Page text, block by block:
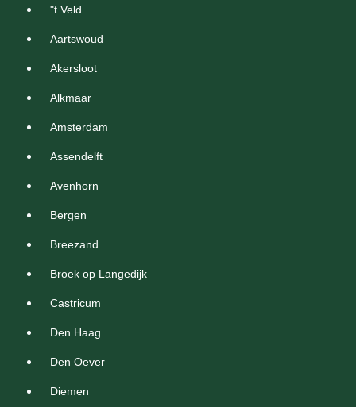
"t Veld
Aartswoud
Akersloot
Alkmaar
Amsterdam
Assendelft
Avenhorn
Bergen
Breezand
Broek op Langedijk
Castricum
Den Haag
Den Oever
Diemen